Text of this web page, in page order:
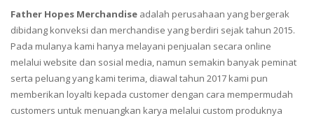
Father Hopes Merchandise adalah perusahaan yang bergerak
dibidang konveksi dan merchandise yang berdiri sejak tahun 2015.
Pada mulanya kami hanya melayani penjualan secara online
melalui website dan sosial media, namun semakin banyak peminat
serta peluang yang kami terima, diawal tahun 2017 kami pun
memberikan loyalti kepada customer dengan cara mempermudah
customers untuk menuangkan karya melalui custom produknya